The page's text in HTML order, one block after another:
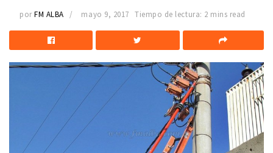
por FM ALBA mayo 9, 2017 Tiempo de lectura: 2 mins read